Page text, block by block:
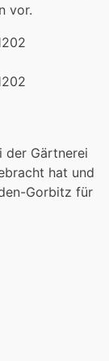
vor.
der Gärtnerei
hat und
Gorbitz für